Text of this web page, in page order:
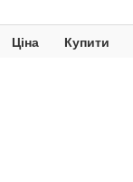
Ціна Купити